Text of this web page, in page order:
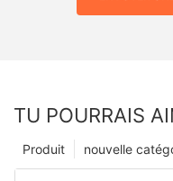
TU POURRAIS
nouvelle
Produit